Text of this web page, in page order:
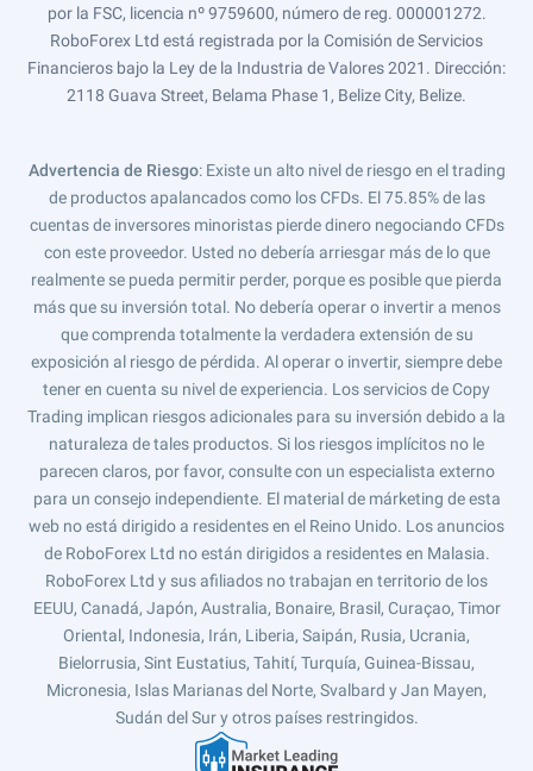
por la FSC, licencia nº 9759600, número de reg. 000001272.
RoboForex Ltd está registrada por la Comisión de Servicios
Financieros bajo la Ley de la Industria de Valores 2021. Dirección:
2118 Guava Street, Belama Phase 1, Belize City, Belize.
Advertencia de Riesgo: Existe un alto nivel de riesgo en el trading
de productos apalancados como los CFDs. El 75.85% de las
cuentas de inversores minoristas pierde dinero negociando CFDs
con este proveedor. Usted no debería arriesgar más de lo que
realmente se pueda permitir perder, porque es posible que pierda
más que su inversión total. No debería operar o invertir a menos
que comprenda totalmente la verdadera extensión de su
exposición al riesgo de pérdida. Al operar o invertir, siempre debe
tener en cuenta su nivel de experiencia. Los servicios de Copy
Trading implican riesgos adicionales para su inversión debido a la
naturaleza de tales productos. Si los riesgos implícitos no le
parecen claros, por favor, consulte con un especialista externo
para un consejo independiente. El material de márketing de esta
web no está dirigido a residentes en el Reino Unido. Los anuncios
de RoboForex Ltd no están dirigidos a residentes en Malasia.
RoboForex Ltd y sus afiliados no trabajan en territorio de los
EEUU, Canadá, Japón, Australia, Bonaire, Brasil, Curaçao, Timor
Oriental, Indonesia, Irán, Liberia, Saipán, Rusia, Ucrania,
Bielorrusia, Sint Eustatius, Tahití, Turquía, Guinea-Bissau,
Micronesia, Islas Marianas del Norte, Svalbard y Jan Mayen,
Sudán del Sur y otros países restringidos.